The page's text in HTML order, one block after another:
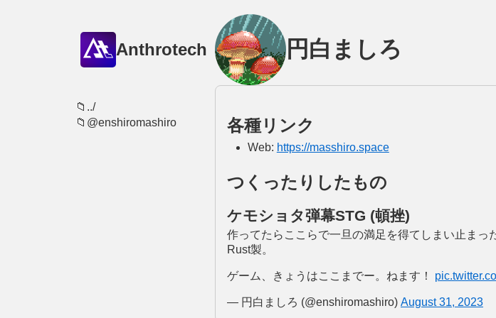
Anthrotech
../
@enshiromashiro
円白ましろ
各種リンク
Web: https://masshiro.space
つくったりしたもの
ケモショタ弾幕STG (頓挫)
作ってたらここらで一旦の満足を得てしまい止ま
Rust製。
ゲーム、きょうはここまでー。ねます！
— 円白ましろ (@enshiromashiro) August 31, 2023